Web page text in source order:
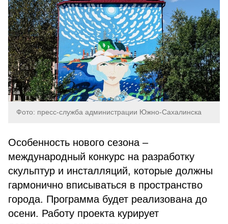
Фото: пресс-служба администрации Южно-Сахалинска
Особенность нового сезона –
международный конкурс на разработку
скульптур и инсталляций, которые должны
гармонично вписываться в пространство
города. Программа будет реализована до
осени. Работу проекта курирует